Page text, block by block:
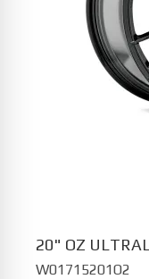
20" OZ
W01715201O2